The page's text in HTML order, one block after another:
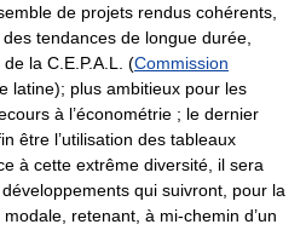
de projets rendus cohérents,
tendances de longue durée,
la C.E.P.A.L. (Commission
latine); plus ambitieux pour les
à l’économétrie ; le dernier
être l’utilisation des tableaux
à cette extrême diversité, il sera
qui suivront, pour la
retenant, à mi-chemin d’un